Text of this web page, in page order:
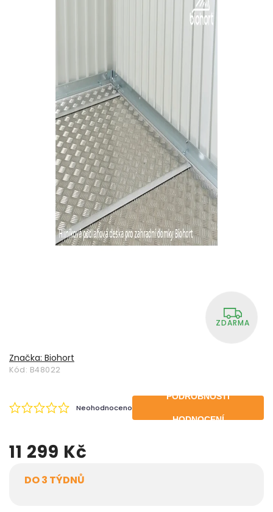
ZDARMA
Značka: Biohort
Kód: B48022
Neohodnoceno
PODROBNOSTI
HODNOCENÍ
11 299 Kč
DO 3 TÝDNŮ